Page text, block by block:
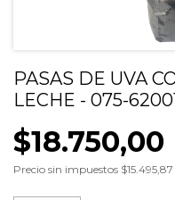
PASAS DE UVA
LECHE - 075-
$18.750,00
Precio sin impuestos $15.495,87